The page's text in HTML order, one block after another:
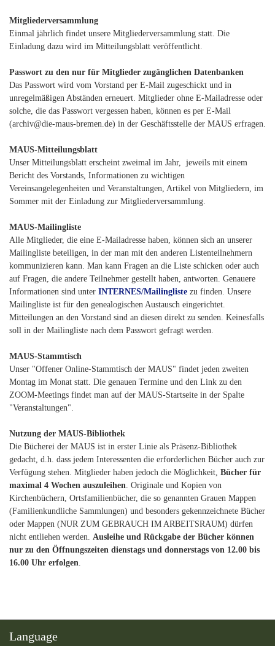
Mitgliederversammlung
Einmal jährlich findet unsere Mitgliederversammlung statt. Die
Einladung dazu wird im Mitteilungsblatt veröffentlicht.
Passwort zu den nur für Mitglieder zugänglichen Datenbanken
Das Passwort wird vom Vorstand per E-Mail zugeschickt und in
unregelmäßigen Abständen erneuert. Mitglieder ohne E-Mailadresse oder
solche, die das Passwort vergessen haben, können es per E-Mail
(archiv@die-maus-bremen.de) in der Geschäftsstelle der MAUS erfragen.
MAUS-Mitteilungsblatt
Unser Mitteilungsblatt erscheint zweimal im Jahr, jeweils mit einem
Bericht des Vorstands, Informationen zu wichtigen
Vereinsangelegenheiten und Veranstaltungen, Artikel von Mitgliedern, im
Sommer mit der Einladung zur Mitgliederversammlung.
MAUS-Mailingliste
Alle Mitglieder, die eine E-Mailadresse haben, können sich an unserer
Mailingliste beteiligen, in der man mit den anderen Listenteilnehmern
kommunizieren kann. Man kann Fragen an die Liste schicken oder auch
auf Fragen, die andere Teilnehmer gestellt haben, antworten. Genauere
Informationen sind unter INTERNES/Mailingliste zu finden. Unsere
Mailingliste ist für den genealogischen Austausch eingerichtet.
Mitteilungen an den Vorstand sind an diesen direkt zu senden. Keinesfalls
soll in der Mailingliste nach dem Passwort gefragt werden.
MAUS-Stammtisch
Unser "Offener Online-Stammtisch der MAUS" findet jeden zweiten
Montag im Monat statt. Die genauen Termine und den Link zu den
ZOOM-Meetings findet man auf der MAUS-Startseite in der Spalte
"Veranstaltungen".
Nutzung der MAUS-Bibliothek
Die Bücherei der MAUS ist in erster Linie als Präsenz-Bibliothek
gedacht, d.h. dass jedem Interessenten die erforderlichen Bücher auch zur
Verfügung stehen. Mitglieder haben jedoch die Möglichkeit, Bücher für
maximal 4 Wochen auszuleihen. Originale und Kopien von
Kirchenbüchern, Ortsfamilienbücher, die so genannten Grauen Mappen
(Familienkundliche Sammlungen) und besonders gekennzeichnete Bücher
oder Mappen (NUR ZUM GEBRAUCH IM ARBEITSRAUM) dürfen
nicht entliehen werden. Ausleihe und Rückgabe der Bücher können
nur zu den Öffnungszeiten dienstags und donnerstags von 12.00 bis
16.00 Uhr erfolgen.
Language